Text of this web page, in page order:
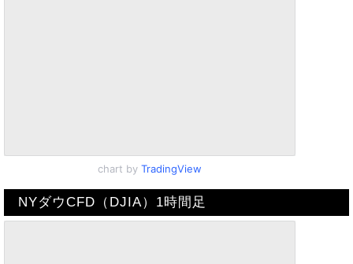
chart by TradingView
NYダウCFD（DJIA）1時間足